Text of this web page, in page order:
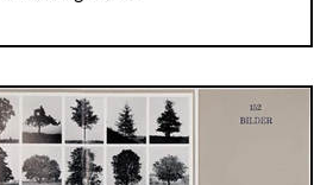
oppure che siano spuntati dal mondo di Alice
del...